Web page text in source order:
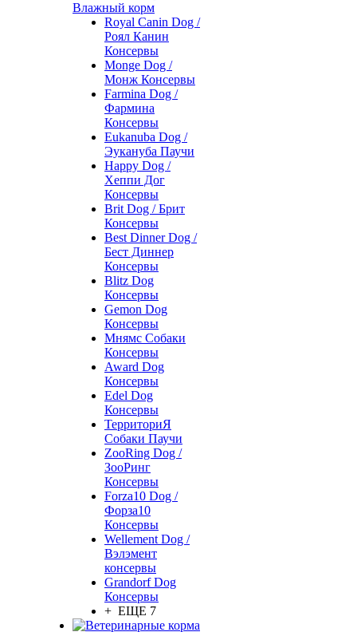
Влажный корм
Royal Canin Dog /
Роял Канин
Консервы
Monge Dog /
Монж Консервы
Farmina Dog /
Фармина
Консервы
Eukanuba Dog /
Эукануба Паучи
Happy Dog /
Хеппи Дог
Консервы
Brit Dog / Брит
Консервы
Best Dinner Dog /
Бест Диннер
Консервы
Blitz Dog
Консервы
Gemon Dog
Консервы
Мнямс Собаки
Консервы
Award Dog
Консервы
Edel Dog
Консервы
ТерриториЯ
Собаки Паучи
ZooRing Dog /
ЗооРинг
Консервы
Forza10 Dog /
Форза10
Консервы
Wellement Dog /
Вэлэмент
консервы
Grandorf Dog
Консервы
+ ЕЩЕ 7